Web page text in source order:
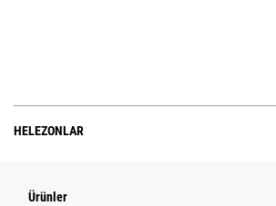
HELEZONLAR
Ürünler